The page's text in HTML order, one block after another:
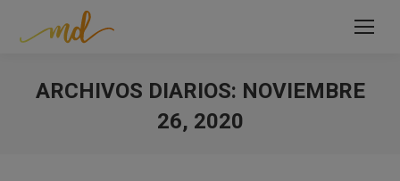
ARCHIVOS DIARIOS: NOVIEMBRE
26, 2020